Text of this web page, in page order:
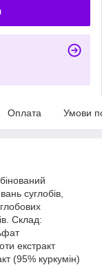
Оплата Умови
суглобів,
Склад:
екстракт
(95% куркумін)